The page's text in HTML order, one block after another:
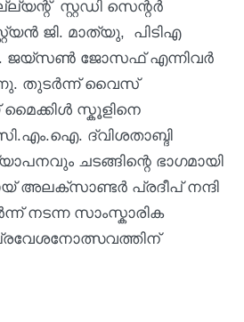
സ്റ്റഡി സെന്റർ
ജി. മാത്യു, പിടിഎ
ജയ്സൺ ജോസഫ് എന്നിവർ
തുടർന്ന് വൈസ്
സ്കൂളിനെ
ദ്വിശതാബ്ദി
ചടങ്ങിന്റെ ഭാഗമായി
പ്രദീപ് നന്ദി
നടന്ന സാംസ്കാരിക